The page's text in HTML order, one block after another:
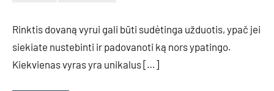
Rinktis dovaną vyrui gali būti sudėtinga užduotis, ypač jei
siekiate nustebinti ir padovanoti ką nors ypatingo.
Kiekvienas vyras yra unikalus […]